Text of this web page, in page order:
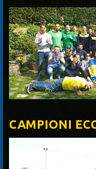
CAMPIONI